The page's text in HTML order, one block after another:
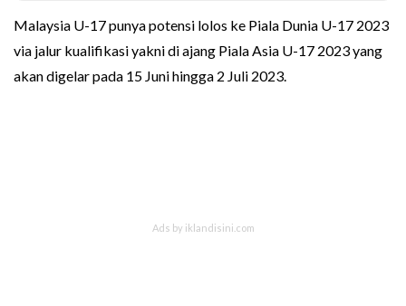
Malaysia U-17 punya potensi lolos ke Piala Dunia U-17 2023
via jalur kualifikasi yakni di ajang Piala Asia U-17 2023 yang
akan digelar pada 15 Juni hingga 2 Juli 2023.